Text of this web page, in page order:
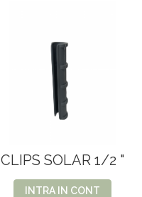
CLIPS SOLAR 1/2 "
INTRA IN CONT